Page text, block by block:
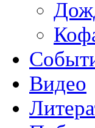
Видео